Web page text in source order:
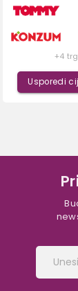
+4
Usporedi